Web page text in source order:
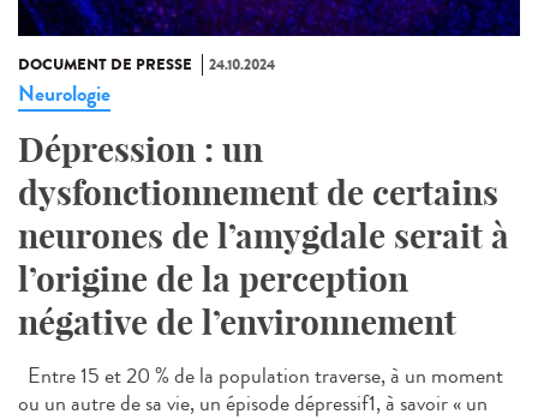
DOCUMENT DE PRESSE 24.10.2024
Neurologie
Dépression : un
dysfonctionnement de certains
neurones de l’amygdale serait à
l’origine de la perception
négative de l’environnement
Entre 15 et 20 % de la population traverse, à un moment
ou un autre de sa vie, un épisode dépressif1, à savoir « un